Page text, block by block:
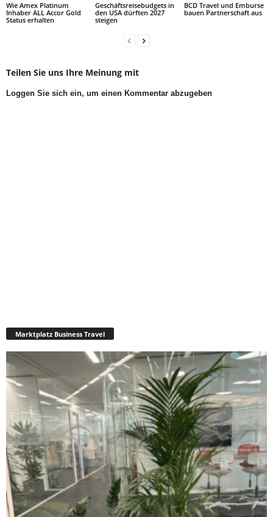
Wie Amex Platinum
Inhaber ALL Accor Gold
Status erhalten
Geschäftsreisebudgets in
den USA dürften 2027
steigen
BCD Travel und Emburse
bauen Partnerschaft aus
Teilen Sie uns Ihre Meinung mit
Loggen Sie sich ein, um einen Kommentar abzugeben
Marktplatz Business Travel